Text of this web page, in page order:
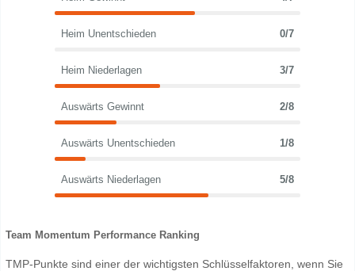
Heim Unentschieden 0/7
Heim Niederlagen 3/7
Auswärts Gewinnt 2/8
Auswärts Unentschieden 1/8
Auswärts Niederlagen 5/8
Team Momentum Performance Ranking
TMP-Punkte sind einer der wichtigsten Schlüsselfaktoren, wenn Sie